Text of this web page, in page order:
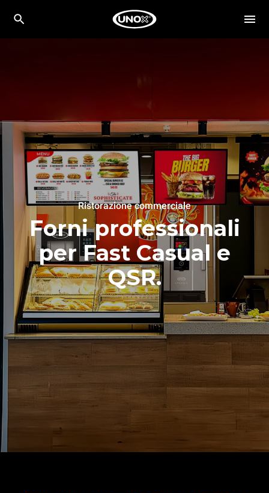
Ristorazione commerciale
Forni professionali
per Fast Casual e
QSR.